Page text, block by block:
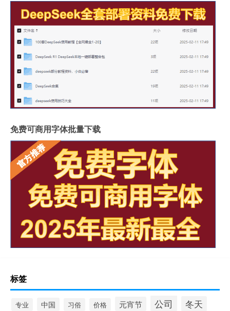
免费可商用字体批量下载
标签
专业 中国 习俗 价格 元宵节 公司 冬天